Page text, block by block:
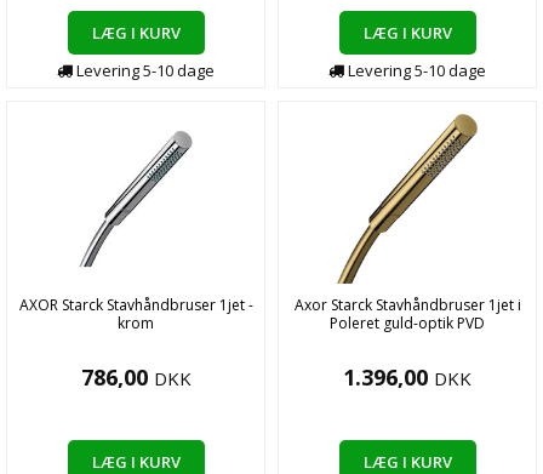
LÆG I KURV
Levering5-10dage
LÆG I KURV
Levering5-10dage
AXOR Starck Stavhåndbruser 1jet -
krom
786,00 DKK
LÆG I KURV
Axor Starck Stavhåndbruser 1jet i
Poleret guld-optik PVD
1.396,00 DKK
LÆG I KURV